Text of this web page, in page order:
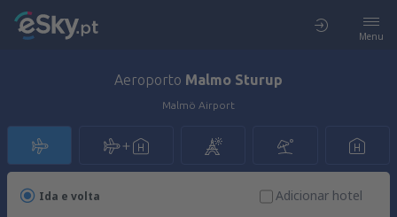
Menu
Aeroporto Malmo Sturup
Malmö Airport
Ida e volta
Adicionar hotel